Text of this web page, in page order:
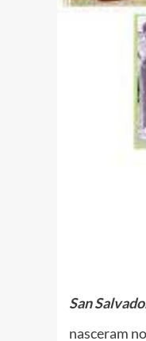
San
nasceram